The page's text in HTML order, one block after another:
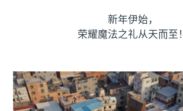
新年伊始，
荣耀魔法之礼从天而至！